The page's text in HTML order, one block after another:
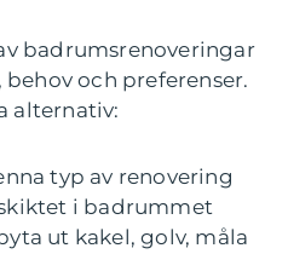
badrumsrenoveringar
och preferenser.
alternativ:
typ av renovering
i badrummet
ut kakel, golv, måla